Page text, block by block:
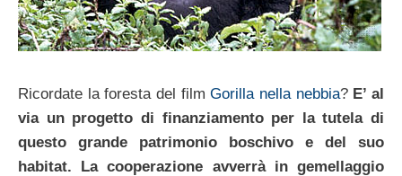
Ricordate la foresta del filmGorilla nella nebbia?E’ al
via un progetto di finanziamento per la tutela di
questo grande patrimonio boschivo e del suo
habitat. La cooperazione avverrà in gemellaggio